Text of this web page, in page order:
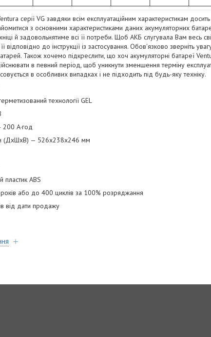
серії VG завдяки всім експлуатаційним характеристикам досить
з основними характеристиками даних акумуляторних
й задовольнятиме всі її потреби. Щоб АКБ слугувала Вам весь
відповідно до інструкції із застосування. Обов'язково зверніть
Також хочемо підкреслити, що хоч акумуляторні батареї
в певний період, щоб уникнути зменшення терміну
в особливих випадках і не підходить під будь-яку техніку.
технології GEL
200 А·год
(ДхШхВ) — 526х238х246 мм
пластик ABS
або до 400 циклів за 100% розряджання
від дати продажу